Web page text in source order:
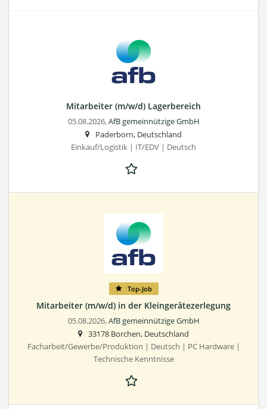
Mitarbeiter (m/w/d) Lagerbereich
05.08.2026,AfB gemeinnützige GmbH
Paderborn, Deutschland
Einkauf/Logistik | IT/EDV | Deutsch
Top-Job
Mitarbeiter (m/w/d) in der Kleingerätezerlegung
05.08.2026,AfB gemeinnützige GmbH
33178 Borchen, Deutschland
Facharbeit/Gewerbe/Produktion | Deutsch | PC Hardware |
Technische Kenntnisse